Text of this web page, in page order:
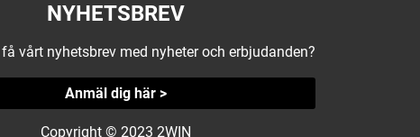
NYHETSBREV
vårt nyhetsbrev med nyheter och erbjudanden?
Anmäl dig här >
Copyright © 2023 2WIN